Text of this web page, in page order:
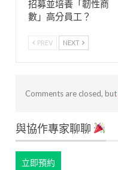
招募並培養「韌性商
數」高分員工？
PREV NEXT
Comments are closed, but
與協作專家聊聊
立即預約